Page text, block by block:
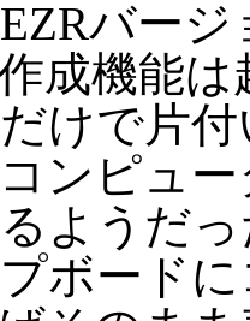
バー
成機能
けで片
ンピュ
ようだ
ボード